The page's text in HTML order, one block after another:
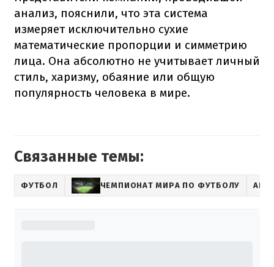
анализ, пояснили, что эта система
измеряет исключительно сухие
математические пропорции и симметрию
лица. Она абсолютно не учитывает личный
стиль, харизму, обаяние или общую
популярность человека в мире.
Связанные темы:
ФУТБОЛ ЧЕМПИОНАТ МИРА ПО ФУТБОЛУ